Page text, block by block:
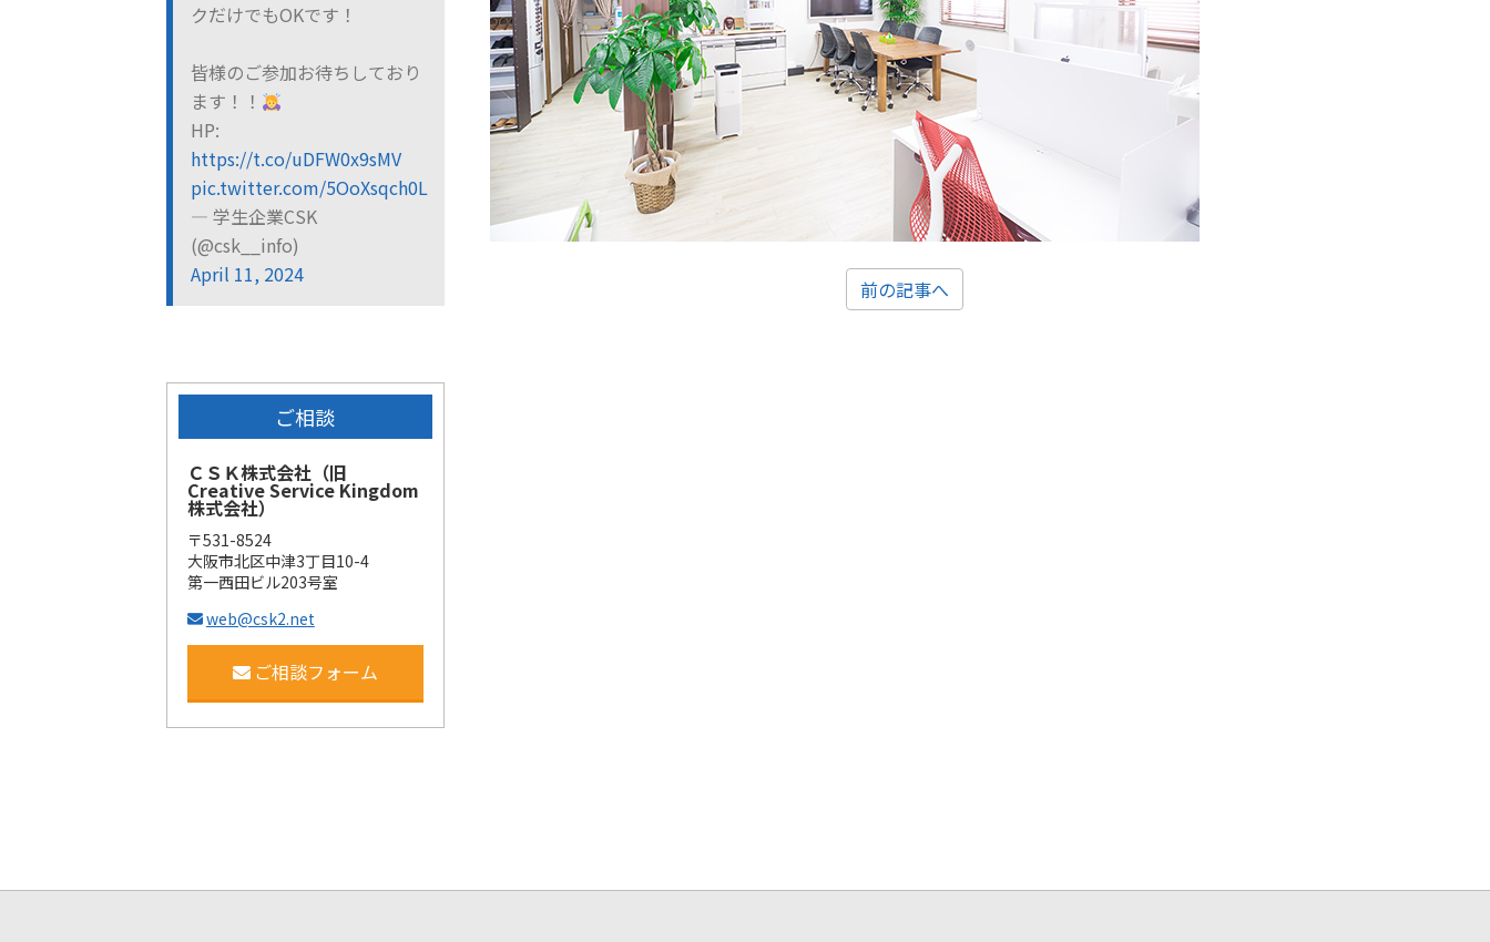
前の記事へ
クだけでもOKです！
皆様のご参加お待ちしており
ます！！
HP:
https://t.co/uDFW0x9sMV
pic.twitter.com/5OoXsqch0L
— 学生企業CSK
(@csk__info)
April 11, 2024
ご相談
ＣＳＫ株式会社（旧
Creative Service Kingdom
株式会社）
〒531-8524
大阪市北区中津3丁目10-4
第一西田ビル203号室
web@csk2.net
ご相談フォーム